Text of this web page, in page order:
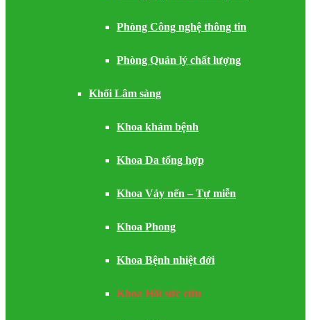
Phòng Công nghệ thông tin
Phòng Quản lý chất lượng
Khối Lâm sàng
Khoa khám bệnh
Khoa Da tổng hợp
Khoa Vảy nến – Tự miễn
Khoa Phong
Khoa Bệnh nhiệt đới
Khoa Hồi sức cứu